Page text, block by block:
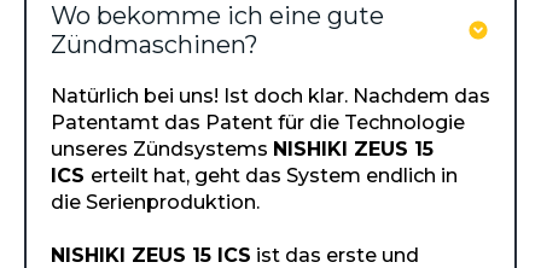
Wo bekomme ich eine gute
Zündmaschinen?
Natürlich bei uns! Ist doch klar. Nachdem das
Patentamt das Patent für die Technologie
unseres Zündsystems NISHIKI ZEUS 15
ICS erteilt hat, geht das System endlich in
die Serienproduktion.
NISHIKI ZEUS 15 ICS ist das erste und